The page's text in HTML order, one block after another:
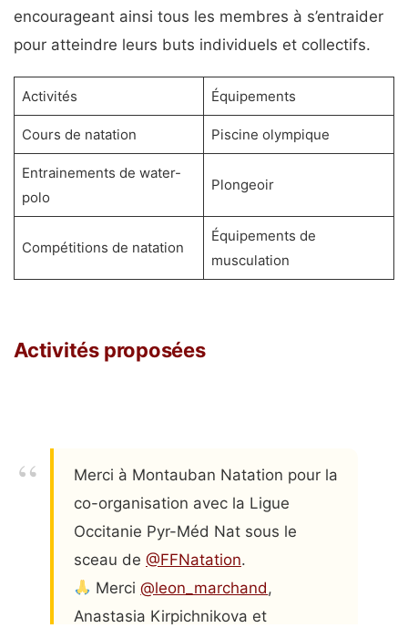
encourageant ainsi tous les membres à s’entraider
pour atteindre leurs buts individuels et collectifs.
Activités Équipements
Cours de natation Piscine olympique
Entrainements de water-
polo
Plongeoir
Compétitions de natation
Équipements de
musculation
Activités proposées
Merci à Montauban Natation pour la
co-organisation avec la Ligue
Occitanie Pyr-Méd Nat sous le
sceau de @FFNatation.
Merci@leon_marchand,
Anastasia Kirpichnikova et